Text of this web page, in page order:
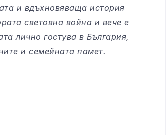
и вдъхновяваща история
световна война и вече е
лично гостува в България,
и семейната памет.